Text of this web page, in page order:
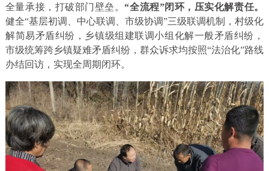
全量承接，打破部门壁垒。“全流程”闭环，压实化解责任。
健全“基层初调、中心联调、市级协调”三级联调机制，村级化
解简易矛盾纠纷，乡镇级组建联调小组化解一般矛盾纠纷，
市级统筹跨乡镇疑难矛盾纠纷，群众诉求均按照“法治化”路线
办结回访，实现全周期闭环。